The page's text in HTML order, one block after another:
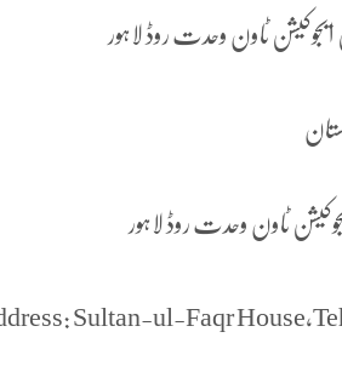
Sultan-ul-Faqr